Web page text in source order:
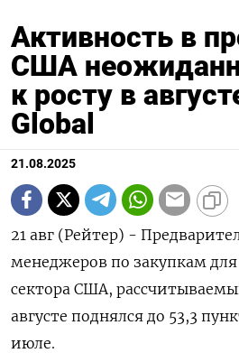
Активность в
США
к росту в
Global
21.08.2025
21 авг (Рейтер) -
менеджеров по закупкам
сектора США,
августе поднялся до 53,3
июле.